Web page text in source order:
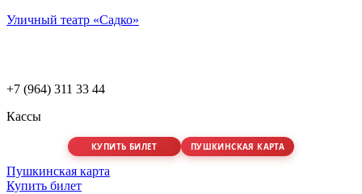
Уличный театр «Садко»
+7 (964) 311 33 44
Кассы
КУПИТЬ БИЛЕТ ПУШКИНСКАЯ КАРТА
Пушкинская карта
Купить билет